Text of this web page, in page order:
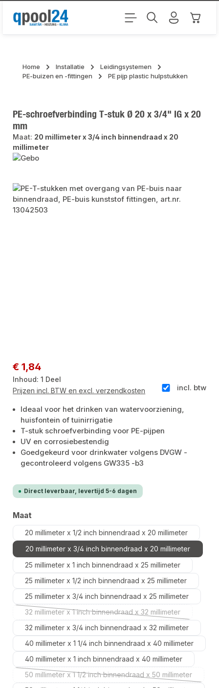
Ga naar de hoofdinhoud
Home Installatie
Leidingsystemen
PE-buizen en -fittingen
PE pijp plastic hulpstukken
PE-schroefverbinding T-stuk Ø 20 x 3/4" IG x 20
mm
Maat: 20 millimeter x 3/4 inch binnendraad x 20
millimeter
Afbeeldingengalerij overslaan
Normale prijs:
€ 1,84
Inhoud:1 Deel
incl. btw
Prijzen incl. BTW en excl. verzendkosten
Ideaal voor het drinken van watervoorziening,
huisfontein of tuinirrigatie
T-stuk schroefverbinding voor PE-pijpen
UV en corrosiebestendig
Goedgekeurd voor drinkwater volgens DVGW -
gecontroleerd volgens GW335 -b3
Direct leverbaar, levertijd 5-6 dagen
Selecteer
Maat
20 millimeter x 1/2 inch binnendraad x 20 millimeter
20 millimeter x 3/4 inch binnendraad x 20 millimeter
25 millimeter x 1 inch binnendraad x 25 millimeter
25 millimeter x 1/2 inch binnendraad x 25 millimeter
25 millimeter x 3/4 inch binnendraad x 25 millimeter
32 millimeter x 1 inch binnendraad x 32 millimeter
(Deze optie is momenteel niet
32 millimeter x 3/4 inch binnendraad x 32 millimeter
40 millimeter x 1 1/4 inch binnendraad x 40 millimeter
40 millimeter x 1 inch binnendraad x 40 millimeter
50 millimeter x 1 1/2 inch binnendraad x 50 millimeter
(Deze optie is momenteel niet